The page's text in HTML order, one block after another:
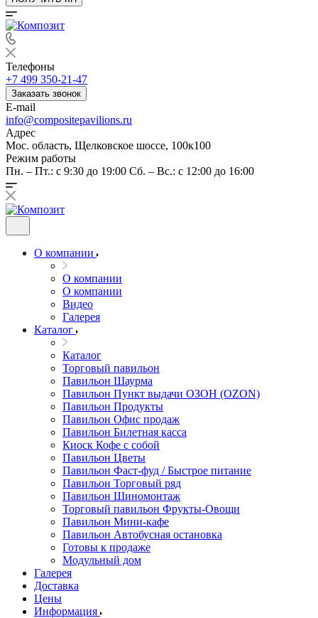
Телефоны
+7 499 350-21-47
Заказать звонок
E-mail
info@compositepavilions.ru
Адрес
Мос. область, Щелковское шоссе, 100к100
Режим работы
Пн. – Пт.: с 9:30 до 19:00 Сб. – Вс.: с 12:00 до 16:00
О компании
О компании
О компании
Видео
Галерея
Каталог
Каталог
Торговый павильон
Павильон Шаурма
Павильон Пункт выдачи ОЗОН (OZON)
Павильон Продукты
Павильон Офис продаж
Павильон Билетная касса
Киоск Кофе с собой
Павильон Цветы
Павильон Фаст-фуд / Быстрое питание
Павильон Торговый ряд
Павильон Шиномонтаж
Торговый павильон Фрукты-Овощи
Павильон Мини-кафе
Павильон Автобусная остановка
Готовы к продаже
Модульный дом
Галерея
Доставка
Цены
Информация